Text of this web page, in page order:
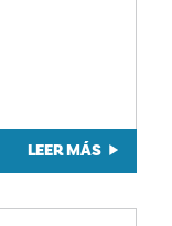
LEER MÁS